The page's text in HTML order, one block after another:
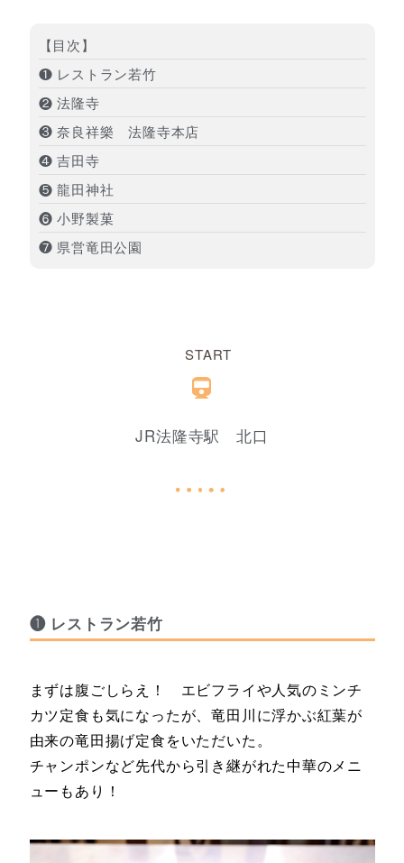
【目次】
❶ レストラン若竹
❷ 法隆寺
❸ 奈良祥樂 法隆寺本店
❹ 吉田寺
❺ 龍田神社
❻ 小野製菓
❼ 県営竜田公園
START
JR法隆寺駅 北口
❶ レストラン若竹
まずは腹ごしらえ！ エビフライや人気のミンチ
カツ定食も気になったが、竜田川に浮かぶ紅葉が
由来の竜田揚げ定食をいただいた。
チャンポンなど先代から引き継がれた中華のメニ
ューもあり！